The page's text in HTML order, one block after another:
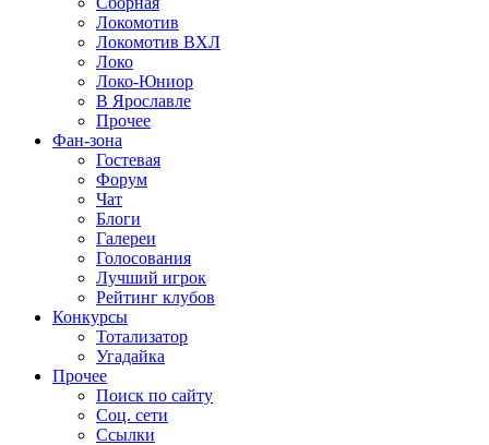
Локомотив
Локомотив ВХЛ
Локо
Локо-Юниор
В Ярославле
Прочее
Фан-зона
Гостевая
Форум
Чат
Блоги
Галереи
Голосования
Лучший игрок
Рейтинг клубов
Конкурсы
Тотализатор
Угадайка
Прочее
Поиск по сайту
Соц. сети
Ссылки